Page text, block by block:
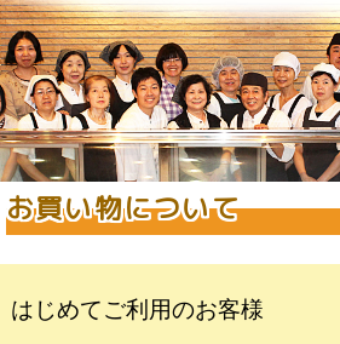
お買い物について
はじめてご利用のお客様